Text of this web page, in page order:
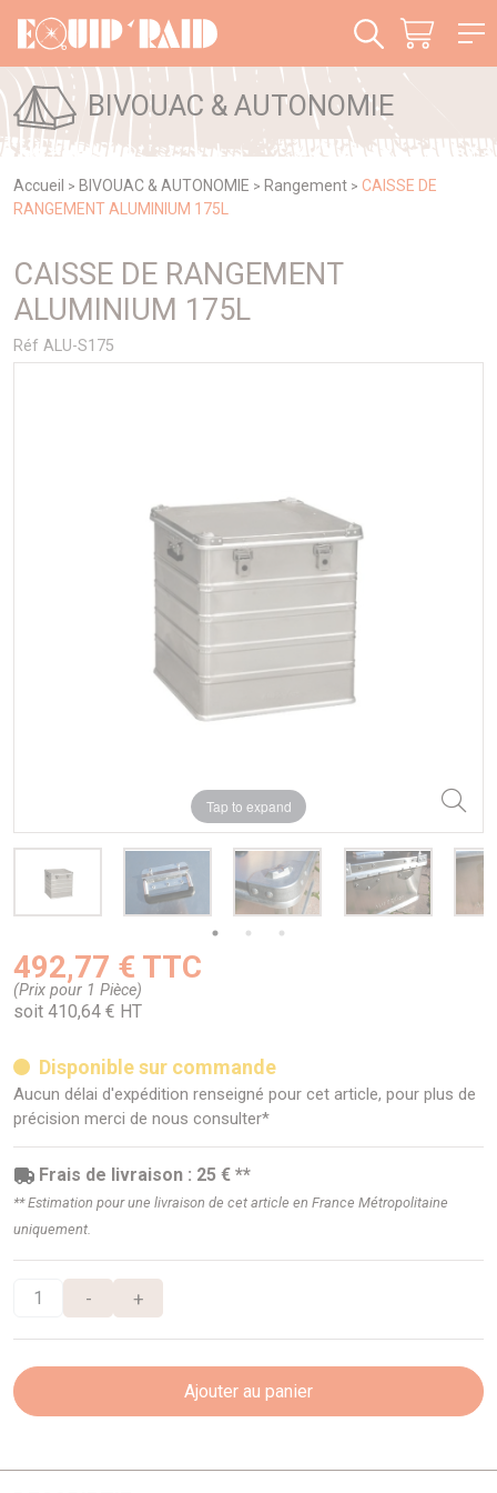
BIVOUAC & AUTONOMIE
Accueil > BIVOUAC & AUTONOMIE > Rangement > CAISSE DE
RANGEMENT ALUMINIUM 175L
CAISSE DE RANGEMENT
ALUMINIUM 175L
Réf ALU-S175
Tap to expand
492,77 € TTC
(Prix pour 1 Pièce)
soit 410,64 € HT
Disponible sur commande
Aucun délai d'expédition renseigné pour cet article, pour plus de
précision merci de nous consulter*
Frais de livraison : 25 € **
** Estimation pour une livraison de cet article en France Métropolitaine
uniquement.
- +
Ajouter au panier
Panneau de gestion des cookies